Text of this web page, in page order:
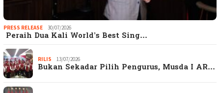
PRESS RELEASE 30/07/2026
Peraih Dua Kali World’s Best Sing…
RILIS 13/07/2026
Bukan Sekadar Pilih Pengurus, Musda I AR…